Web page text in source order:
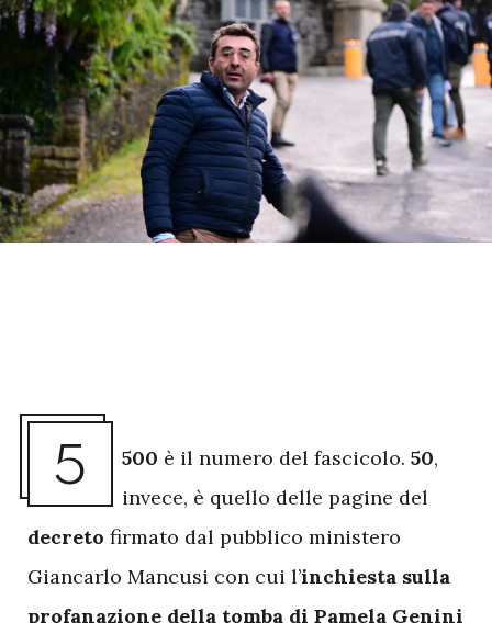
5 500 è il numero del fascicolo. 50,
invece, è quello delle pagine del
decreto firmato dal pubblico ministero
Giancarlo Mancusi con cui l’inchiesta sulla
profanazione della tomba di Pamela Genini